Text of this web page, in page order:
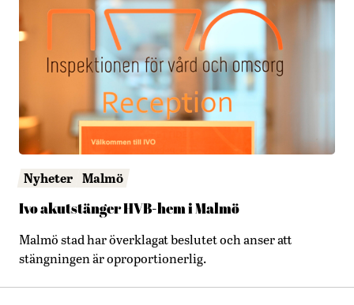
Nyheter Malmö
Ivo akutstänger HVB-hem i Malmö
Malmö stad har överklagat beslutet och anser att
stängningen är oproportionerlig.